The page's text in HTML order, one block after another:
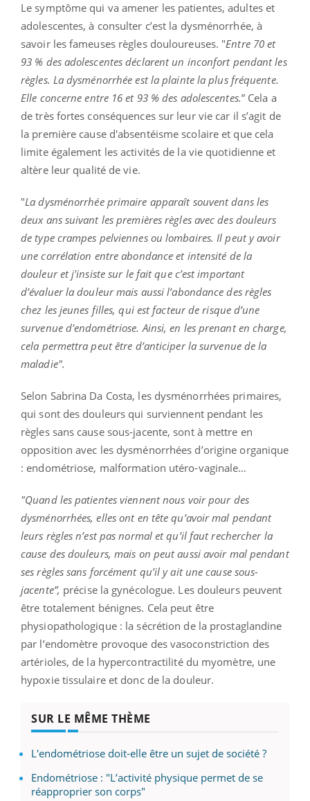
Le symptôme qui va amener les patientes, adultes et
adolescentes, à consulter c’est la dysménorrhée, à
savoir les fameuses règles douloureuses. "Entre 70 et
93 % des adolescentes déclarent un inconfort pendant les
règles. La dysménorrhée est la plainte la plus fréquente.
Elle concerne entre 16 et 93 % des adolescentes.” Cela a
de très fortes conséquences sur leur vie car il s’agit de
la première cause d'absentéisme scolaire et que cela
limite également les activités de la vie quotidienne et
altère leur qualité de vie.
"La dysménorrhée primaire apparaît souvent dans les
deux ans suivant les premières règles avec des douleurs
de type crampes pelviennes ou lombaires. Il peut y avoir
une corrélation entre abondance et intensité de la
douleur et j'insiste sur le fait que c’est important
d’évaluer la douleur mais aussi l’abondance des règles
chez les jeunes filles, qui est facteur de risque d’une
survenue d'endométriose. Ainsi, en les prenant en charge,
cela permettra peut être d’anticiper la survenue de la
maladie".
Selon Sabrina Da Costa, les dysménorrhées primaires,
qui sont des douleurs qui surviennent pendant les
règles sans cause sous-jacente, sont à mettre en
opposition avec les dysménorrhées d’origine organique
: endométriose, malformation utéro-vaginale…
"Quand les patientes viennent nous voir pour des
dysménorrhées, elles ont en tête qu’avoir mal pendant
leurs règles n’est pas normal et qu’il faut rechercher la
cause des douleurs, mais on peut aussi avoir mal pendant
ses règles sans forcément qu’il y ait une cause sous-
jacente”, précise la gynécologue. Les douleurs peuvent
être totalement bénignes. Cela peut être
physiopathologique : la sécrétion de la prostaglandine
par l’endomètre provoque des vasoconstriction des
artérioles, de la hypercontractilité du myomètre, une
hypoxie tissulaire et donc de la douleur.
SUR LE MÊME THÈME
L'endométriose doit-elle être un sujet de société ?
Endométriose : "L’activité physique permet de se
réapproprier son corps"